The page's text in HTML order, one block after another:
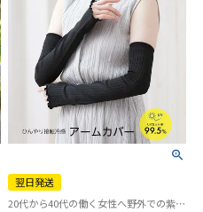
翌日発送
20代から40代の働く女性へ野外での紫外線対策に！冷感に優れた素材を使用したアームカバー 雑貨小物